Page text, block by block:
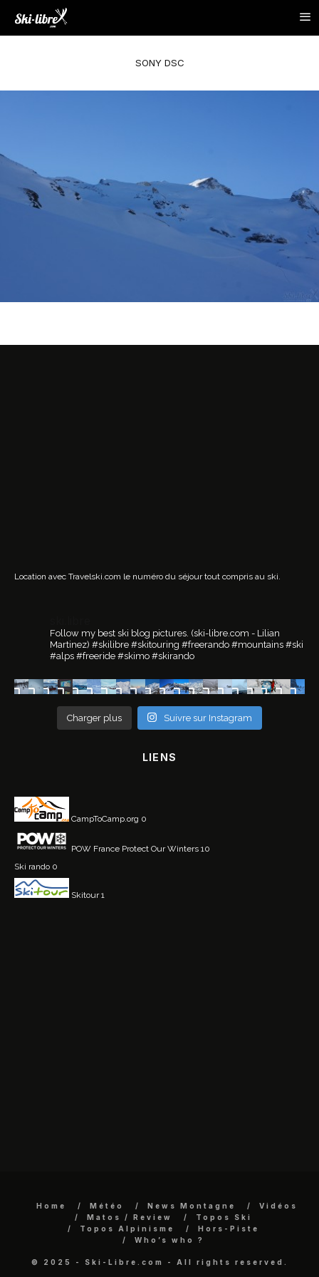
SONY DSC
Location avec Travelski.com le numéro du séjour tout compris au ski.
Follow my best ski blog pictures. (ski-libre.com - Lilian
Martinez) #skilibre #skitouring #freerando #mountains #ski
#alps #freeride #skimo #skirando
Charger plus Suivre sur Instagram
LIENS
CampToCamp.org 0
POW France Protect Our Winters 10
Ski rando 0
Skitour1
Home Météo News Montagne
Vidéos
Matos / Review
Topos Ski
Topos Alpinisme
Hors-Piste
Who’s who ?
© 2025 - Ski-Libre.com - All rights reserved.